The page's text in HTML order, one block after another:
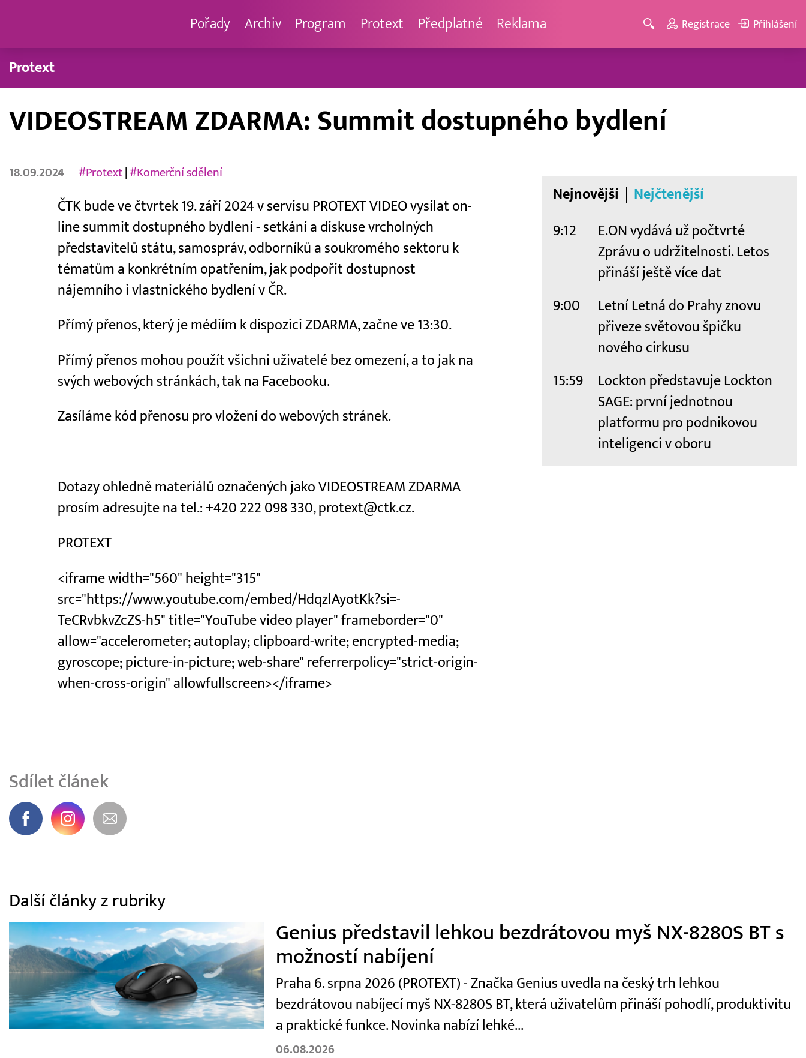
Pořady Archiv Program Protext Předplatné Reklama Registrace Přihlášení
Protext
VIDEOSTREAM ZDARMA: Summit dostupného bydlení
18.09.2024 #Protext| #Komerční sdělení
ČTK bude ve čtvrtek 19. září 2024 v servisu PROTEXT VIDEO vysílat on-
line summit dostupného bydlení - setkání a diskuse vrcholných
představitelů státu, samospráv, odborníků a soukromého sektoru k
tématům a konkrétním opatřením, jak podpořit dostupnost
nájemního i vlastnického bydlení v ČR.
Přímý přenos, který je médiím k dispozici ZDARMA, začne ve 13:30.
Přímý přenos mohou použít všichni uživatelé bez omezení, a to jak na
svých webových stránkách, tak na Facebooku.
Zasíláme kód přenosu pro vložení do webových stránek.
Dotazy ohledně materiálů označených jako VIDEOSTREAM ZDARMA
prosím adresujte na tel.: +420 222 098 330, protext@ctk.cz.
PROTEXT
<iframe width="560" height="315"
src="https://www.youtube.com/embed/HdqzlAyotKk?si=-
TeCRvbkvZcZS-h5" title="YouTube video player" frameborder="0"
allow="accelerometer; autoplay; clipboard-write; encrypted-media;
gyroscope; picture-in-picture; web-share" referrerpolicy="strict-origin-
when-cross-origin" allowfullscreen></iframe>
Sdílet článek
Nejnovější Nejčtenější
9:12
E.ON vydává už počtvrté
Zprávu o udržitelnosti. Letos
přináší ještě více dat
9:00
Letní Letná do Prahy znovu
přiveze světovou špičku
nového cirkusu
15:59
Lockton představuje Lockton
SAGE: první jednotnou
platformu pro podnikovou
inteligenci v oboru
Další články z rubriky
Genius představil lehkou bezdrátovou myš NX-8280S BT s
možností nabíjení
Praha 6. srpna 2026 (PROTEXT) - Značka Genius uvedla na český trh lehkou
bezdrátovou nabíjecí myš NX-8280S BT, která uživatelům přináší pohodlí, produktivitu
a praktické funkce. Novinka nabízí lehké...
06.08.2026